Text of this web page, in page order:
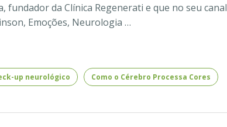
fundador da Clínica Regenerati e que no seu canal
Emoções, Neurologia …
up neurológico Como o Cérebro Processa Cores